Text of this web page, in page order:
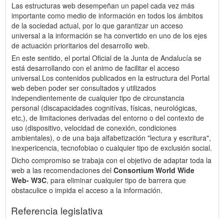
Las estructuras web desempeñan un papel cada vez más
importante como medio de información en todos los ámbitos
de la sociedad actual, por lo que garantizar un acceso
universal a la información se ha convertido en uno de los ejes
de actuación prioritarios del desarrollo web.
En este sentido, el portal Oficial de la Junta de Andalucía se
está desarrollando con el animo de facilitar el acceso
universal.Los contenidos publicados en la estructura del Portal
web deben poder ser consultados y utilizados
independientemente de cualquier tipo de circunstancia
personal (discapacidades cognitívas, físicas, neurológicas,
etc,), de limitaciones derivadas del entorno o del contexto de
uso (dispositivo, velocidad de conexión, condiciones
ambientales), o de una baja alfabetización "lectura y escritura",
inexpericencia, tecnofobiao o cualquier tipo de exclusión social.
Dicho compromiso se trabaja con el objetivo de adaptar toda la
web a las recomendaciones del Consortium World Wide
Web- W3C, para eliminar cualquier tipo de barrera que
obstaculice o impida el acceso a la información.
Referencia legislativa